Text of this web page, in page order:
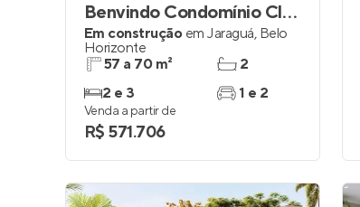
Benvindo Condomínio Clube
Em construção em Jaraguá, Belo
Horizonte
57 a 70 m²
2 e 3
2
1 e 2
Venda a partir de
R$ 571.706